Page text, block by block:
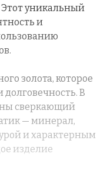
уникальный
и
золота, которое
В
сверкающий
— минерал,
и характерным
изделие
который